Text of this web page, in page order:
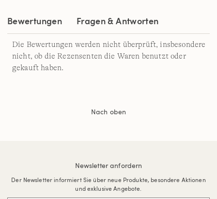
Bewertungen Fragen & Antworten
Die Bewertungen werden nicht überprüft, insbesondere
nicht, ob die Rezensenten die Waren benutzt oder
gekauft haben.
Nach oben
Newsletter anfordern
Der Newsletter informiert Sie über neue Produkte, besondere Aktionen
und exklusive Angebote.